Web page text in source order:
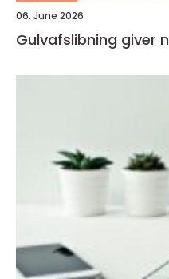
06. June 2026
Gulvafslibning giver